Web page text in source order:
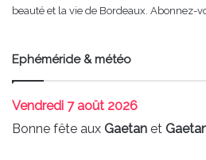
beauté et la vie de Bordeaux. Abonnez-
Ephéméride & météo
Vendredi 7 août 2026
Bonne fête aux Gaetan et